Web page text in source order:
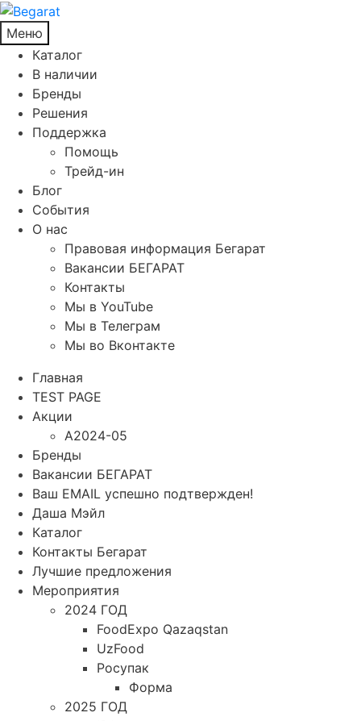
Меню
Каталог
В наличии
Бренды
Решения
Поддержка
Помощь
Трейд-ин
Блог
События
О нас
Правовая информация Бегарат
Вакансии БЕГАРАТ
Контакты
Мы в YouTube
Мы в Телеграм
Мы во Вконтакте
Главная
TEST PAGE
Акции
A2024-05
Бренды
Вакансии БЕГАРАТ
Ваш EMAIL успешно подтвержден!
Даша Мэйл
Каталог
Контакты Бегарат
Лучшие предложения
Мероприятия
2024 ГОД
FoodExpo Qazaqstan
UzFood
Росупак
Форма
2025 ГОД